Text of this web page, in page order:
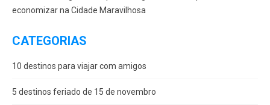
economizar na Cidade Maravilhosa
CATEGORIAS
10 destinos para viajar com amigos
5 destinos feriado de 15 de novembro